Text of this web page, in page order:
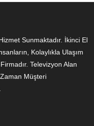
Sunmaktadır. İkinci El
Kolaylıkla Ulaşım
Televizyon Alan
Müşteri